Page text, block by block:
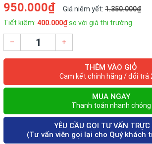
950.000₫ Giá niêm yết: 1.350.000₫
Tiết kiệm: 400.000₫so với giá thị trường
– +
THÊM VÀO GIỎ
Cam kết chính hãng / đổi trả
MUA NGAY
Thanh toán nhanh chóng
YÊU CẦU GỌI TƯ VẤN TRỰC
(Tư vấn viên gọi lại cho Quý khách